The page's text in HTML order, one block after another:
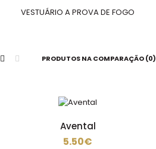
VESTUÁRIO A PROVA DE FOGO
PRODUTOS NA COMPARAÇÃO (0)
Avental
5.50€